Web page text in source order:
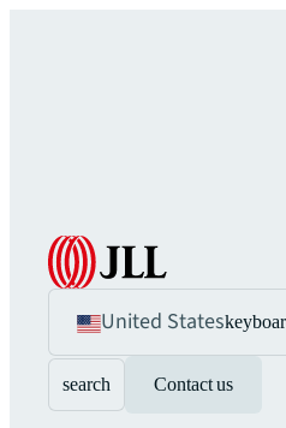
United States
search Contact us